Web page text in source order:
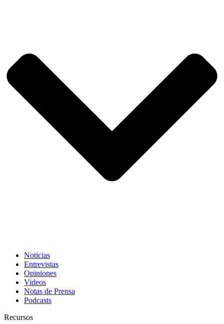
Noticias
Entrevistas
Opiniones
Videos
Notas de Prensa
Podcasts
Recursos